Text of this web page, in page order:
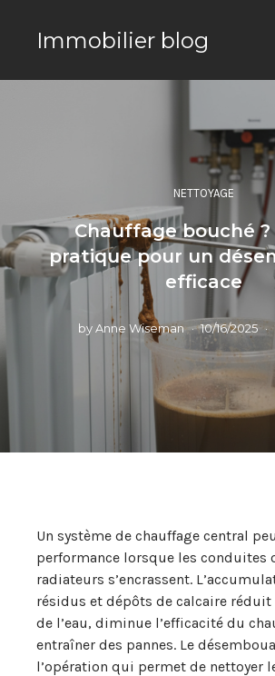
Immobilier blog
NETTOYAGE
Chauffage bouché ?
pratique pour un
efficace
byAnne Wiseman 10/16/2025
Un système de chauffage central
performance lorsque les conduites
radiateurs s’encrassent.
résidus et dépôts de calcaire
de l’eau, diminue l’efficacité du
entraîner des pannes. Le
l’opération qui permet de nettoyer